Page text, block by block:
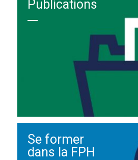
Publications
Se former
dans la FPH